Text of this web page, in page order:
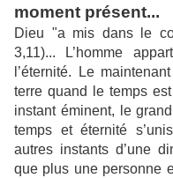
moment présent...
Dieu "a mis dans le
3,11)... L’homme
l’éternité. Le
terre quand le temps
instant éminent, le
temps et éternité
autres instants d’une
que plus une personne